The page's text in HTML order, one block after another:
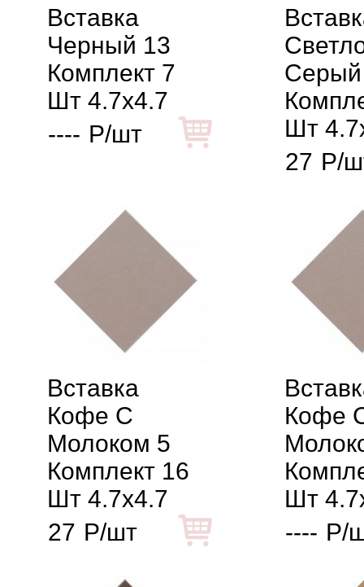
Вставка
Черный 13
Комплект 7
Шт 4.7x4.7
---- Р/шт
Шт
27 Р/
Вставка
Кофе С
Молоком 5
Комплект 16
Шт 4.7x4.7
27 Р/шт
Кофе
Шт
---- Р/